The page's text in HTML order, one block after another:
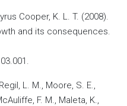
Cooper, K. L. T. (2008).
and its consequences.
L. M., Moore, S. E.,
F. M., Maleta, K.,